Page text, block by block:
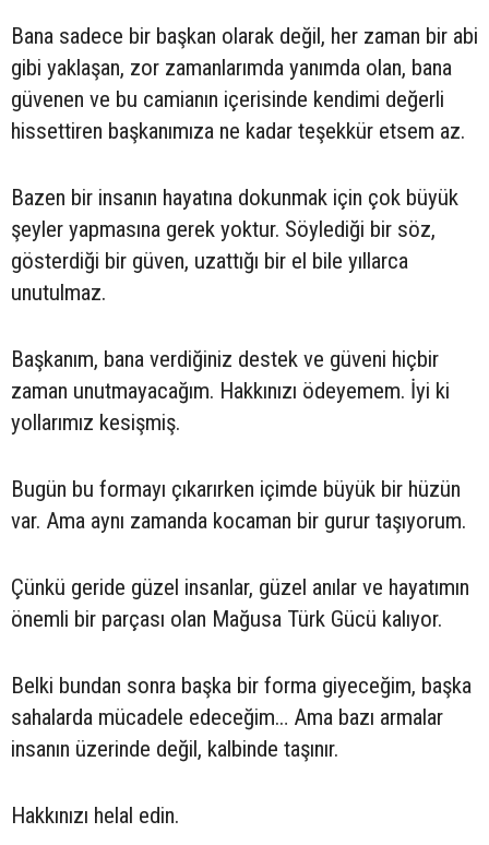
Bana sadece bir başkan olarak değil, her zaman bir abi
gibi yaklaşan, zor zamanlarımda yanımda olan, bana
güvenen ve bu camianın içerisinde kendimi değerli
hissettiren başkanımıza ne kadar teşekkür etsem az.
Bazen bir insanın hayatına dokunmak için çok büyük
şeyler yapmasına gerek yoktur. Söylediği bir söz,
gösterdiği bir güven, uzattığı bir el bile yıllarca
unutulmaz.
Başkanım, bana verdiğiniz destek ve güveni hiçbir
zaman unutmayacağım. Hakkınızı ödeyemem. İyi ki
yollarımız kesişmiş.
Bugün bu formayı çıkarırken içimde büyük bir hüzün
var. Ama aynı zamanda kocaman bir gurur taşıyorum.
Çünkü geride güzel insanlar, güzel anılar ve hayatımın
önemli bir parçası olan Mağusa Türk Gücü kalıyor.
Belki bundan sonra başka bir forma giyeceğim, başka
sahalarda mücadele edeceğim… Ama bazı armalar
insanın üzerinde değil, kalbinde taşınır.
Hakkınızı helal edin.